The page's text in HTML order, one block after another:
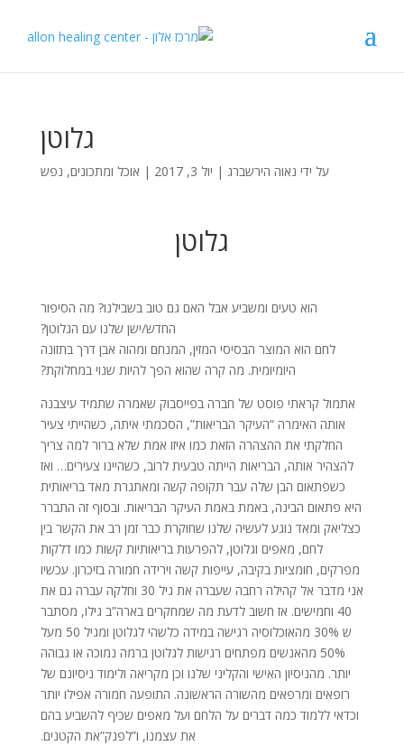
גלוטן
על ידי נאוה הירשברג | יול 3, 2017 | אוכל ומתכונים, נפש
גלוטן
הוא טעים ומשביע אבל האם גם טוב בשבילנו? מה הסיפור
החדש/ישן שלנו עם הגלוטן?
לחם הוא המוצר הבסיסי המזין, המנחם ומהוה אבן דרך בתזונה
היומיומית. מה קרה שהוא הפך להיות שנוי במחלוקת?
אתמול קראתי פוסט של חברה בפייסבוק שאמרה שתמיד עיצבנה
אותה האימרה “העיקר הבריאות”, הסכמתי איתה, כשהייתי צעיר
החלקתי את ההצהרה הזאת כמו איזו אמת שלא ברור למה צריך
להצהיר אותה, הבריאות הייתה טבעית לרוב, כשהיינו צעירים… ואז
כשפתאום הבן שלה עבר תקופה קשה ומאתגרת מאד בריאותית
היא פתאום הבינה, באמת באמת העיקר הבריאות. ובסוף זה התברר
כצליאק ומאד נוגע לעשיה שלנו שחוקרת כבר זמן רב את הקשר בין
לחם, מאפים וגלוטן, להפרעות בריאותיות קשות כמו דלקות
מפרקים, חומציות בקיבה, עייפות קשה וירידה חמורה בזיכרון. עכשיו
אני מדבר אל קהילה רחבה שעברה את גיל 30 וחלקה עברה גם את
40 וחמישים. אז חשוב לדעת מה שמחקרים בארה”ב גילו, מסתבר
ש 30% מהאוכלוסיה רגישה במידה כלשהי לגלוטן ומגיל 50 מעל
50% מהאנשים מפתחים רגישות לגלוטן ברמה נמוכה או גבוהה
יותר. מהניסיון האישי והקליני שלנו וכן מקריאה ולימוד ניסיונם של
רופאים ומרפאים מהשורה הראשונה. התופעה חמורה אפילו יותר
וכדאי ללמוד כמה דברים על הלחם ועל מאפים שכיף להשביע בהם
את עצמנו, ו”לפנק”את הקטנים.